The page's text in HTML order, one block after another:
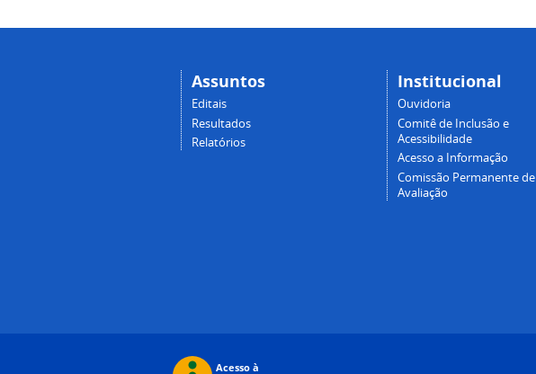
Assuntos
Editais
Resultados
Relatórios
Institucional
Ouvidoria
Comitê de Inclusão e
Acessibilidade
Acesso a Informação
Comissão Permanente de
Avaliação